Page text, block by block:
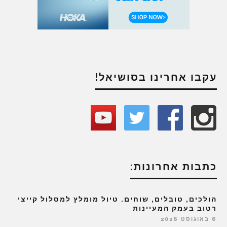
עקבו אחרינו בסושיאל!
כתבות אחרונות:
הולכים, טובלים, שוחים. טיול מומלץ למסלול קייצי
רטוב בעמק המעיינות
6 באוגוסט 2026